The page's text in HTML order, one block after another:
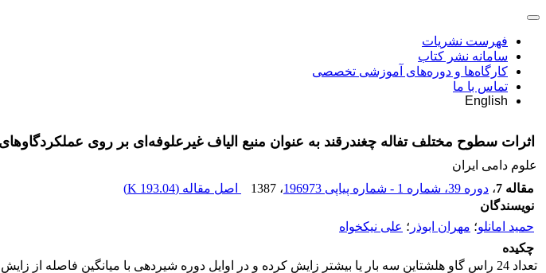
فهرست نشریات
سامانه نشر کتاب
کارگاه‌ها و دوره‌های آموزشی تخصصی
تماس با ما
English
اثرات سطوح مختلف تفاله چغندرقند به عنوان منبع الیاف غیرعلوفه‌ای بر روی
علوم دامی ایران
مقاله 7
، دوره 39، شماره 1 - شماره پیاپی 196973 ، 1387 اصل مقاله (193.04 K
)
نویسندگان
حمید امانلو؛ مهران ابوذر ؛ علی نیکخواه
چکیده